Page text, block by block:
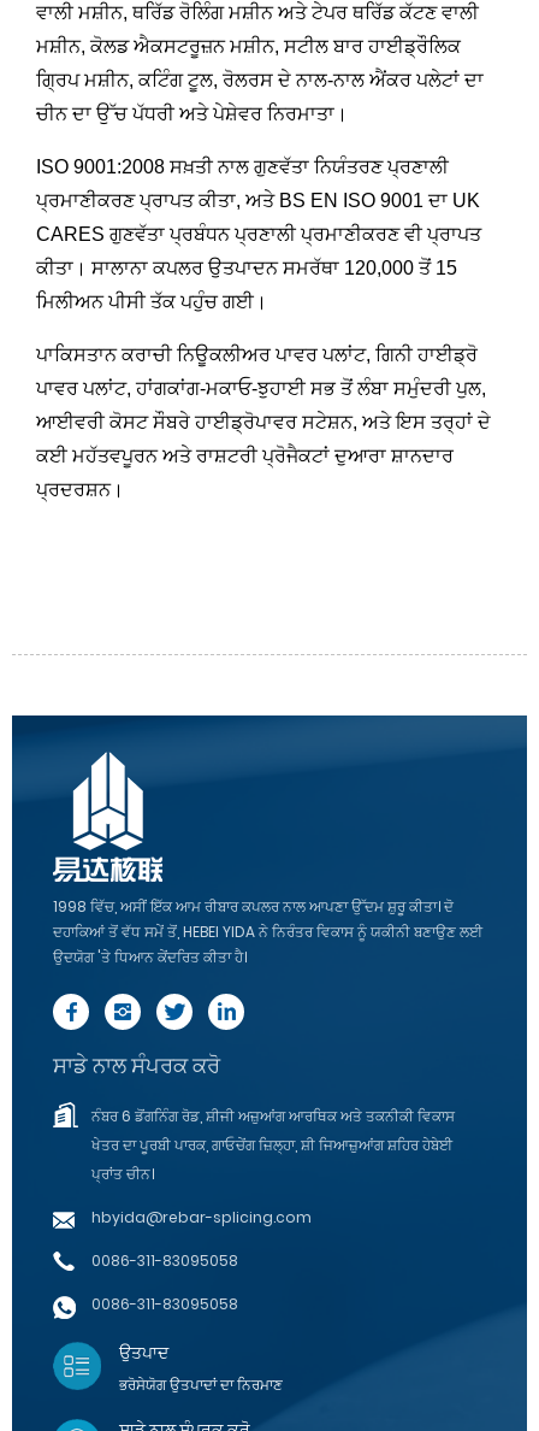
ਵਾਲੀ ਮਸ਼ੀਨ, ਥਰਿੱਡ ਰੋਲਿੰਗ ਮਸ਼ੀਨ ਅਤੇ ਟੇਪਰ ਥਰਿੱਡ ਕੱਟਣ ਵਾਲੀ
ਮਸ਼ੀਨ, ਕੋਲਡ ਐਕਸਟਰੂਜ਼ਨ ਮਸ਼ੀਨ, ਸਟੀਲ ਬਾਰ ਹਾਈਡ੍ਰੌਲਿਕ
ਗ੍ਰਿਪ ਮਸ਼ੀਨ, ਕਟਿੰਗ ਟੂਲ, ਰੋਲਰਸ ਦੇ ਨਾਲ-ਨਾਲ ਐਂਕਰ ਪਲੇਟਾਂ ਦਾ
ਚੀਨ ਦਾ ਉੱਚ ਪੱਧਰੀ ਅਤੇ ਪੇਸ਼ੇਵਰ ਨਿਰਮਾਤਾ।
ISO 9001:2008 ਸਖ਼ਤੀ ਨਾਲ ਗੁਣਵੱਤਾ ਨਿਯੰਤਰਣ ਪ੍ਰਣਾਲੀ
ਪ੍ਰਮਾਣੀਕਰਣ ਪ੍ਰਾਪਤ ਕੀਤਾ, ਅਤੇ BS EN ISO 9001 ਦਾ UK
CARES ਗੁਣਵੱਤਾ ਪ੍ਰਬੰਧਨ ਪ੍ਰਣਾਲੀ ਪ੍ਰਮਾਣੀਕਰਣ ਵੀ ਪ੍ਰਾਪਤ
ਕੀਤਾ। ਸਾਲਾਨਾ ਕਪਲਰ ਉਤਪਾਦਨ ਸਮਰੱਥਾ 120,000 ਤੋਂ 15
ਮਿਲੀਅਨ ਪੀਸੀ ਤੱਕ ਪਹੁੰਚ ਗਈ।
ਪਾਕਿਸਤਾਨ ਕਰਾਚੀ ਨਿਊਕਲੀਅਰ ਪਾਵਰ ਪਲਾਂਟ, ਗਿਨੀ ਹਾਈਡ੍ਰੋ
ਪਾਵਰ ਪਲਾਂਟ, ਹਾਂਗਕਾਂਗ-ਮਕਾਓ-ਝੁਹਾਈ ਸਭ ਤੋਂ ਲੰਬਾ ਸਮੁੰਦਰੀ ਪੁਲ,
ਆਈਵਰੀ ਕੋਸਟ ਸੌਬਰੇ ਹਾਈਡ੍ਰੋਪਾਵਰ ਸਟੇਸ਼ਨ, ਅਤੇ ਇਸ ਤਰ੍ਹਾਂ ਦੇ
ਕਈ ਮਹੱਤਵਪੂਰਨ ਅਤੇ ਰਾਸ਼ਟਰੀ ਪ੍ਰੋਜੈਕਟਾਂ ਦੁਆਰਾ ਸ਼ਾਨਦਾਰ
ਪ੍ਰਦਰਸ਼ਨ।
1998 ਵਿੱਚ, ਅਸੀਂ ਇੱਕ ਆਮ ਰੀਬਾਰ ਕਪਲਰ ਨਾਲ ਆਪਣਾ ਉੱਦਮ ਸ਼ੁਰੂ ਕੀਤਾ। ਦੋ
ਦਹਾਕਿਆਂ ਤੋਂ ਵੱਧ ਸਮੇਂ ਤੋਂ, HEBEI YIDA ਨੇ ਨਿਰੰਤਰ ਵਿਕਾਸ ਨੂੰ ਯਕੀਨੀ ਬਣਾਉਣ ਲਈ
ਉਦਯੋਗ 'ਤੇ ਧਿਆਨ ਕੇਂਦਰਿਤ ਕੀਤਾ ਹੈ।
ਸਾਡੇ ਨਾਲ ਸੰਪਰਕ ਕਰੋ
ਨੰਬਰ 6 ਡੋਂਗਨਿੰਗ ਰੋਡ, ਸ਼ੀਜੀ ਅਜ਼ੁਆਂਗ ਆਰਥਿਕ ਅਤੇ ਤਕਨੀਕੀ ਵਿਕਾਸ
ਖੇਤਰ ਦਾ ਪੂਰਬੀ ਪਾਰਕ, ​​ਗਾਓਚੇਂਗ ਜ਼ਿਲ੍ਹਾ, ਸ਼ੀ ਜਿਆਜ਼ੁਆਂਗ ਸ਼ਹਿਰ ਹੇਬੇਈ
ਪ੍ਰਾਂਤ ਚੀਨ।
hbyida@rebar-splicing.com
0086-311-83095058
0086-311-83095058
ਉਤਪਾਦ
ਭਰੋਸੇਯੋਗ ਉਤਪਾਦਾਂ ਦਾ ਨਿਰਮਾਣ